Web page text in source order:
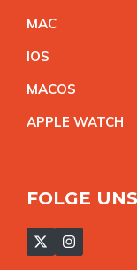
MAC
IOS
MACOS
APPLE WATCH
FOLGE UNS